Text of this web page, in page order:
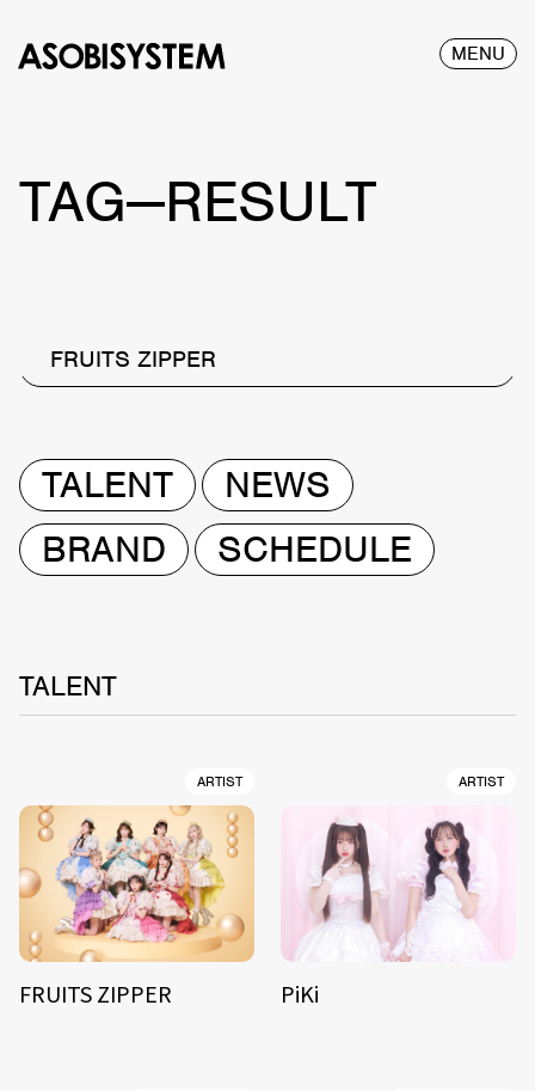
MENU
TAG—RESULT
FRUITS ZIPPER
TALENT
NEWS
BRAND
SCHEDULE
TALENT
ARTIST
FRUITS ZIPPER
ARTIST
PiKi